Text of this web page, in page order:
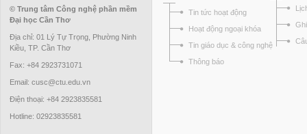
© Trung tâm Công nghệ phần mềm
Đại học Cần Thơ
Địa chỉ: 01 Lý Tự Trọng, Phường Ninh
Kiều, TP. Cần Thơ
Fax: +84 2923731071
Email: cusc@ctu.edu.vn
Điện thoại: +84 2923835581
Hotline: 02923835581
Tin tức hoạt động
Hoạt động ngoại khóa
Tin giáo dục & công nghệ
Thông báo